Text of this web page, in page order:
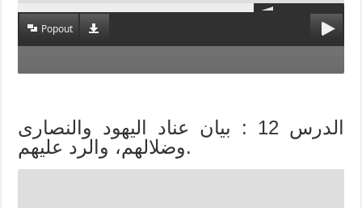
Popout
الدرس 12 : بيان عناد اليهود والنصارى
وضلالهم، والرد عليهم.